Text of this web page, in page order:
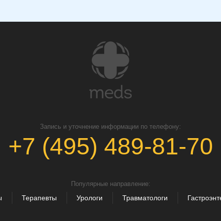
Запись и уточнение информации по телефону:
+7 (495) 489-81-70
Популярные направление:
Терапевты Урологи Травматологи